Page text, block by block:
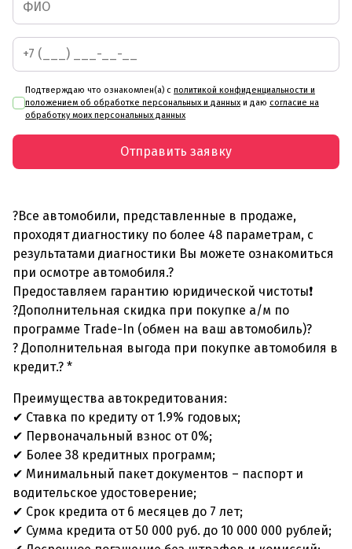
Подтверждаю что ознакомлен(а) с политикой конфиденциальности и
положением об обработке персональных и данных и даю согласие на
обработку моих персональных данных
Отправить заявку
?Все автомобили, представленные в продаже,
проходят диагностику по более 48 параметрам, с
результатами диагностики Вы можете ознакомиться
при осмотре автомобиля.?
Предоставляем гарантию юридической чистоты❗
?Дополнительная скидка при покупке а/м по
программе Trade-In (обмен на ваш автомобиль)?
? Дополнительная выгода при покупке автомобиля в
кредит.? *
Преимущества автокредитования:
✔ Ставка по кредиту от 1.9% годовых;
✔ Первоначальный взнос от 0%;
✔ Более 38 кредитных программ;
✔ Минимальный пакет документов – паспорт и
водительское удостоверение;
✔ Срок кредита от 6 месяцев до 7 лет;
✔ Сумма кредита от 50 000 руб. до 10 000 000 рублей;